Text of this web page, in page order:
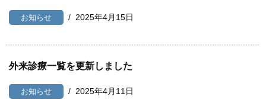
お知らせ 2025年4月15日
外来診療一覧を更新しました
お知らせ 2025年4月11日